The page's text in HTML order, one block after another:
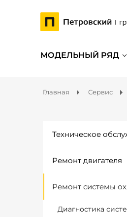
МОДЕЛЬНЫЙ РЯД
Главная Сервис
Техническое
Ремонт двигателя
Ремонт системы
Диагностика